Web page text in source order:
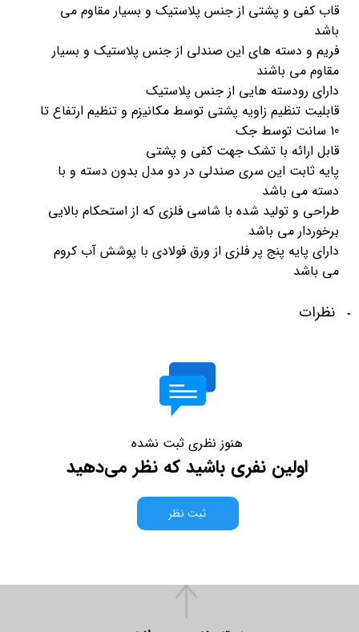
قاب کفی و پشتی از جنس پلاستیک و بسیار مقاوم می
باشد
فریم و دسته های این صندلی از جنس پلاستیک و بسیار
مقاوم می باشند
دارای رودسته هایی از جنس پلاستیک
قابلیت تنظیم زاویه پشتی توسط مکانیزم و تنظیم ارتفاع تا
10 سانت توسط جک
قابل ارائه با تشک جهت کفی و پشتی
پایه ثابت این سری صندلی در دو مدل بدون دسته و با
دسته می باشد
طراحی و تولید شده با شاسی فلزی که از استحکام بالایی
برخوردار می باشد
دارای پایه پنج پر فلزی از ورق فولادی با پوشش آب کروم
می باشد
نظرات
هنوز نظری ثبت نشده
اولین نفری باشید که نظر می‌دهید
ثبت نظر